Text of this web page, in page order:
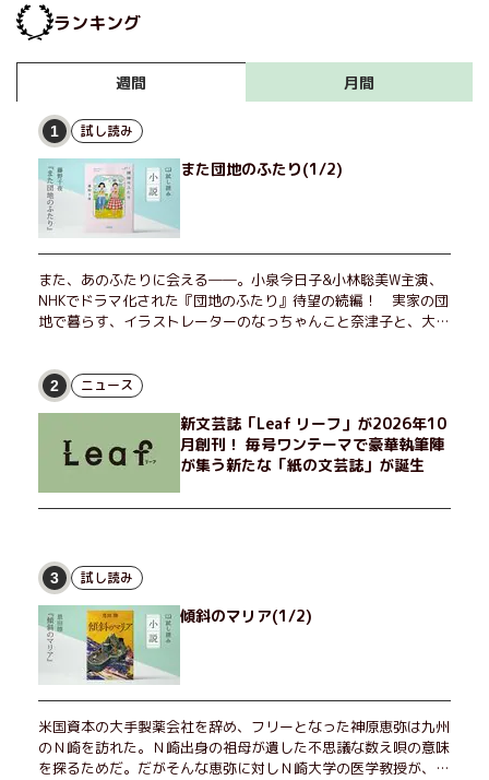
ち』イ・グミ［著］／李明
玉［訳］ランキング
週間 月間
1 試し読み
また団地のふたり(1/2)
また、あのふたりに会える――。小泉今日子&小林聡美W主演、
NHKでドラマ化された『団地のふたり』待望の続編！ 実家の団
地で暮らす、イラストレーターのなっちゃんこと奈津子と、大学
げたり、部屋でふたりだけの「台湾映画祭」を催したり。50代
独身、幼なじみの変わらぬ友情とささやかな幸せの日々を描く。
2 ニュース
新文芸誌「Leaf リーフ」が2026年10
月創刊！ 毎号ワンテーマで豪華執筆陣
が集う新たな「紙の文芸誌」が誕生
3 試し読み
傾斜のマリア(1/2)
米国資本の大手製薬会社を辞め、フリーとなった神原恵弥は九州
のＮ崎を訪れた。Ｎ崎出身の祖母が遺した不思議な数え唄の意味
を探るためだ。だがそんな恵弥に対しＮ崎大学の医学教授が、米